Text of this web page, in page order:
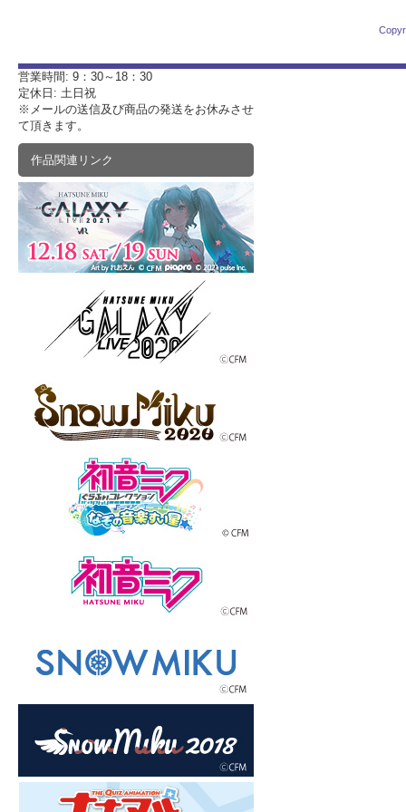
営業時間: 9：30～18：30
定休日: 土日祝
※メールの送信及び商品の発送をお休みさせ
て頂きます。
作品関連リンク